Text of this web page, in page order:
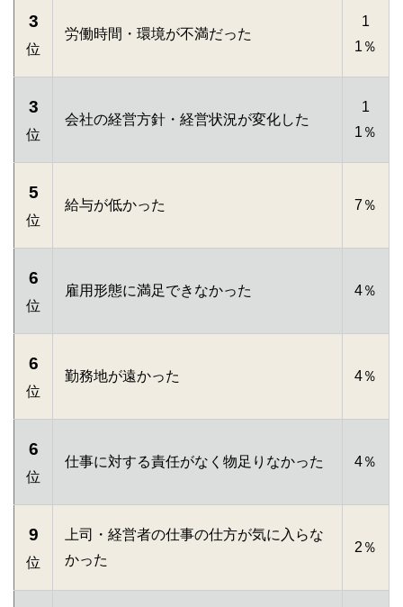
3
位
労働時間・環境が不満だった
1
1％
3
位
会社の経営方針・経営状況が変化した
1
1％
5
位
給与が低かった 7％
6
位
雇用形態に満足できなかった 4％
6
位
勤務地が遠かった 4％
6
位
仕事に対する責任がなく物足りなかった 4％
9
位
上司・経営者の仕事の仕方が気に入らな
かった
2％